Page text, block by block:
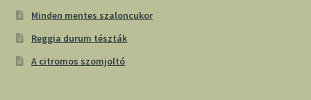
Minden mentes szaloncukor
Reggia durum tészták
A citromos szomjoltó